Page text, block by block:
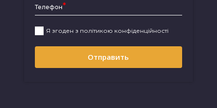
Телефон
Я згоден з політикою конфіденційності
Отправить